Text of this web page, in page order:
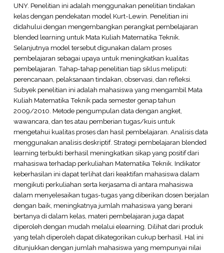
UNY. Penelitian ini adalah menggunakan penelitian tindakan
kelas dengan pendekatan model Kurt-Lewin. Penelitian ini
didahului dengan mengembangkan perangkat pembelajaran
blended learning untuk Mata Kuliah Matematika Teknik.
Selanjutnya model tersebut digunakan dalam proses
pembelajaran sebagai upaya untuk meningkatkan kualitas
pembelajaran. Tahap-tahap penelitian tiap siklus meliputi:
perencanaan, pelaksanaan tindakan, observasi, dan refleksi.
Subyek penelitian ini adalah mahasiswa yang mengambil Mata
Kuliah Matematika Teknik pada semester genap tahun
2009/2010. Metode pengumpulan data dengan angket,
wawancara, dan tes atau pemberian tugas/kuis untuk
mengetahui kualitas proses dan hasil pembelajaran. Analisis data
menggunakan analisis deskriptif. Strategi pembelajaran blended
learning terbukti berhasil meningkatkan sikap yang positif dari
mahasiswa terhadap perkuliahan Matematika Teknik. Indikator
keberhasilan ini dapat terlihat dari keaktifan mahasiswa dalam
mengikuti perkuliahan serta kerjasama di antara mahasiswa
dalam menyelesaikan tugas-tugas yang diberikan dosen berjalan
dengan baik, meningkatnya jumlah mahasiswa yang berani
bertanya di dalam kelas, materi pembelajaran juga dapat
diperoleh dengan mudah melalui elearning. Dilihat dari produk
yang telah diperoleh dapat dikategorikan cukup berhasil. Hal ini
ditunjukkan dengan jumlah mahasiswa yang mempunyai nilai